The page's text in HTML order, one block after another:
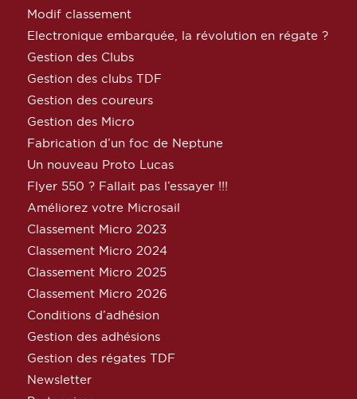
Modif classement
Electronique embarquée, la révolution en régate ?
Gestion des Clubs
Gestion des clubs TDF
Gestion des coureurs
Gestion des Micro
Fabrication d’un foc de Neptune
Un nouveau Proto Lucas
Flyer 550 ? Fallait pas l’essayer !!!
Améliorez votre Microsail
Classement Micro 2023
Classement Micro 2024
Classement Micro 2025
Classement Micro 2026
Conditions d’adhésion
Gestion des adhésions
Gestion des régates TDF
Newsletter